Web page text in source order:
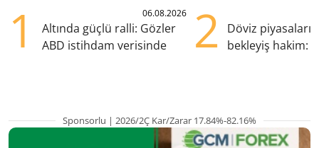
1 06.08.2026
Altında güçlü ralli: Gözler
ABD istihdam verisinde
2
Döviz
bekleyiş hakim:
Sponsorlu | 2026/2Ç Kar/Zarar 17.84%-82.16%